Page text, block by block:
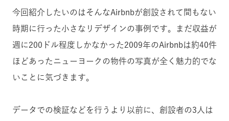
今回紹介したいのはそんなAirbnbが創設されて間もない
時期に行った小さなリデザインの事例です。
まだ収益が
週に200ドル程度しかなかった2009年のAirbnbは約40件
ほどあったニューヨークの物件の写真が全く魅力的でな
いことに気づきます。
データでの検証などを行うより以前に、創設者の3人は